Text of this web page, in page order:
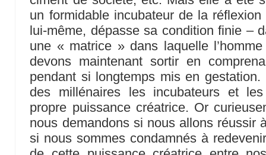
un formidable incubateur de la
lui-même, dépasse sa condition finie –
une « matrice » dans laquelle
devons maintenant sortir en
pendant si longtemps mis en
des millénaires les incubateurs et
propre puissance créatrice. Or
nous demandons si nous allons réussir
si nous sommes condamnés à